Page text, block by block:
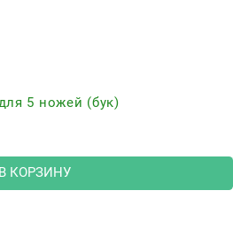
5 ножей (бук)
В КОРЗИНУ